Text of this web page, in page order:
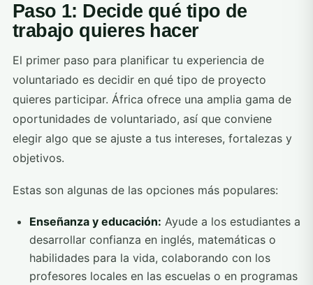
Paso 1: Decide qué tipo de
trabajo quieres hacer
El primer paso para planificar tu experiencia de
voluntariado es decidir en qué tipo de proyecto
quieres participar. África ofrece una amplia gama de
oportunidades de voluntariado, así que conviene
elegir algo que se ajuste a tus intereses, fortalezas y
objetivos.
Estas son algunas de las opciones más populares:
Enseñanza y educación: Ayude a los estudiantes a
desarrollar confianza en inglés, matemáticas o
habilidades para la vida, colaborando con los
profesores locales en las escuelas o en programas